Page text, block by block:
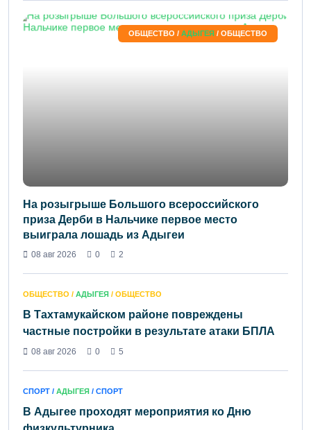
ОБЩЕСТВО / АДЫГЕЯ / ОБЩЕСТВО
На розыгрыше Большого всероссийского
приза Дерби в Нальчике первое место
выиграла лошадь из Адыгеи
08 авг 2026 0 2
ОБЩЕСТВО / АДЫГЕЯ / ОБЩЕСТВО
В Тахтамукайском районе повреждены
частные постройки в результате атаки БПЛА
08 авг 2026 0 5
СПОРТ / АДЫГЕЯ / СПОРТ
В Адыгее проходят мероприятия ко Дню